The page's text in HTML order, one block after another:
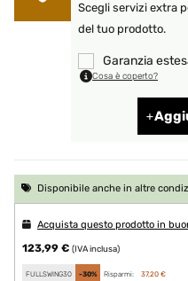
Scegli servizi extra
del tuo prodotto.
Garanzia
Cosa è coperto?
Disponibile anche in altre
Acquista questo prodotto in
123,99 € (IVA inclusa)
FULLSWING30 -30% Risparmi: 37,20 €